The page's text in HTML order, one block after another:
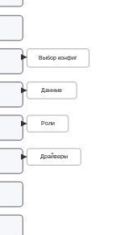
Выбор конфиг
Данные
Роли
Драйверы